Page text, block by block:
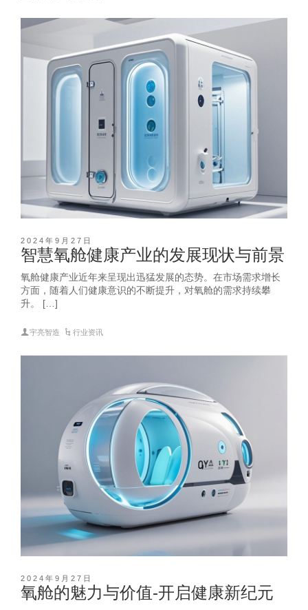
2024年9月27日
智慧氧舱健康产业的发展现状与前景
氧舱健康产业近年来呈现出迅猛发展的态势。在市场需求增长
方面，随着人们健康意识的不断提升，对氧舱的需求持续攀
升。 […]
宇亮智造 行业资讯
2024年9月27日
氧舱的魅力与价值-开启健康新纪元